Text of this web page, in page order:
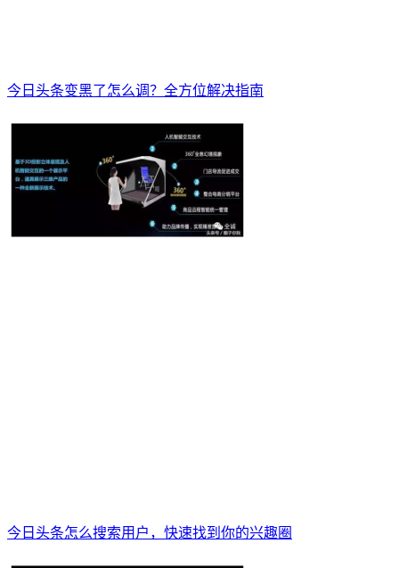
今日头条变黑了怎么调？全方位解决指南
今日头条怎么搜索用户，快速找到你的兴趣圈